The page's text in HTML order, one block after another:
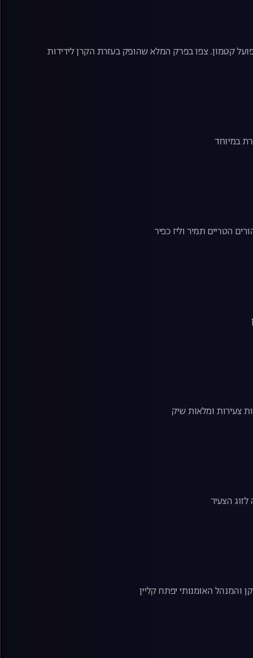
קטמון. צפו בפרק המלא שהופק בעזרת הקרן לידידות
במיוחד
הטריים תמיר וליז כפיר
צעירות ומלאות שיק
הצעיר
האומנותי יפתח קליין